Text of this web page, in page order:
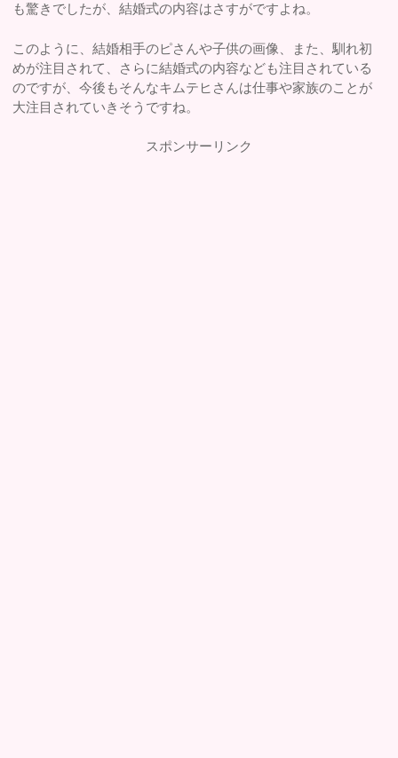
も驚きでしたが、結婚式の内容はさすがですよね。
このように、結婚相手のピさんや子供の画像、また、馴れ初
めが注目されて、さらに結婚式の内容なども注目されている
のですが、今後もそんなキムテヒさんは仕事や家族のことが
大注目されていきそうですね。
スポンサーリンク